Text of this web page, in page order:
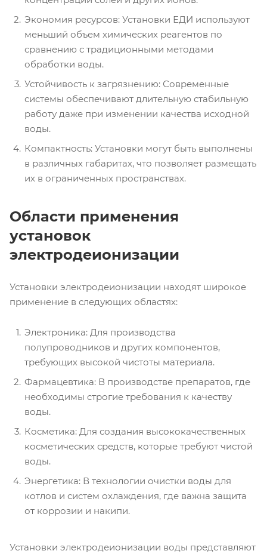
Экономия ресурсов: Установки ЕДИ используют
меньший объем химических реагентов по
сравнению с традиционными методами
обработки воды.
Устойчивость к загрязнению: Современные
системы обеспечивают длительную стабильную
работу даже при изменении качества исходной
воды.
Компактность: Установки могут быть выполнены
в различных габаритах, что позволяет размещать
их в ограниченных пространствах.
Области применения
установок
электродеионизации
Установки электродеионизации находят широкое
применение в следующих областях:
Электроника: Для производства
полупроводников и других компонентов,
требующих высокой чистоты материала.
Фармацевтика: В производстве препаратов, где
необходимы строгие требования к качеству
воды.
Косметика: Для создания высококачественных
косметических средств, которые требуют чистой
воды.
Энергетика: В технологии очистки воды для
котлов и систем охлаждения, где важна защита
от коррозии и накипи.
Установки электродеионизации воды представляют